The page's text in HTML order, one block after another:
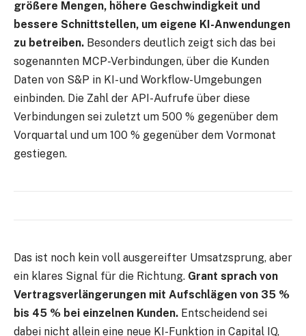
größere Mengen, höhere Geschwindigkeit und
bessere Schnittstellen, um eigene KI-Anwendungen
zu betreiben. Besonders deutlich zeigt sich das bei
sogenannten MCP-Verbindungen, über die Kunden
Daten von S&P in KI- und Workflow-Umgebungen
einbinden. Die Zahl der API-Aufrufe über diese
Verbindungen sei zuletzt um 500 % gegenüber dem
Vorquartal und um 100 % gegenüber dem Vormonat
gestiegen.
Das ist noch kein voll ausgereifter Umsatzsprung, aber
ein klares Signal für die Richtung. Grant sprach von
Vertragsverlängerungen mit Aufschlägen von 35 %
bis 45 % bei einzelnen Kunden. Entscheidend sei
dabei nicht allein eine neue KI-Funktion in Capital IQ,